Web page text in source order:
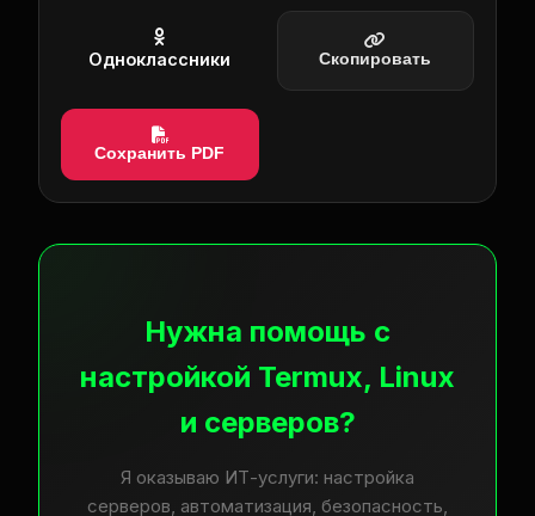
Одноклассники Скопировать
Сохранить PDF
Нужна помощь с
настройкой Termux, Linux
и серверов?
Я оказываю ИТ-услуги: настройка
серверов, автоматизация, безопасность,